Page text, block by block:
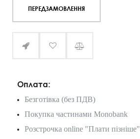
ПЕРЕДЗАМОВЛЕННЯ
Оплата:
Безготівка (без ПДВ)
Покупка частинами Monobank
Розстрочка online "Плати пізніше"